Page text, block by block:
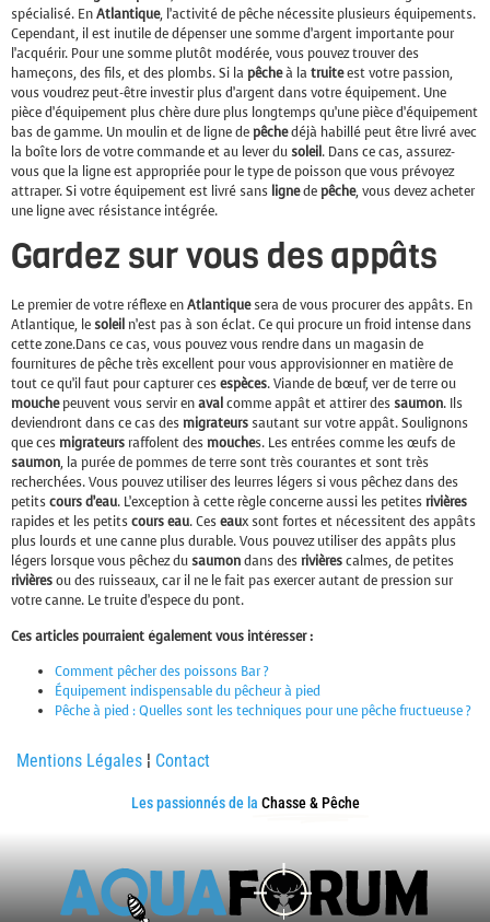
spécialisé. EnAtlantique, l’activité de pêche nécessite plusieurs équipements.
Cependant, il est inutile de dépenser une somme d’argent importante pour
l’acquérir. Pour une somme plutôt modérée, vous pouvez trouver des
hameçons, des fils, et des plombs. Si la pêcheà la truiteest votre passion,
vous voudrez peut-être investir plus d’argent dans votre équipement. Une
pièce d’équipement plus chère dure plus longtemps qu’une pièce d’équipement
bas de gamme. Un moulin et de ligne de pêchedéjà habillé peut être livré avec
la boîte lors de votre commande et au lever du soleil . Dans ce cas, assurez-
vous que la ligne est appropriée pour le type de poisson que vous prévoyez
attraper. Si votre équipement est livré sans lignede pêche, vous devez acheter
une ligne avec résistance intégrée.
Gardez sur vous des appâts
Le premier de votre réflexe enAtlantiquesera de vous procurer des appâts. En
Atlantique, le soleil n’est pas à son éclat. Ce qui procure un froid intense dans
cette zone.Dans ce cas, vous pouvez vous rendre dans un magasin de
fournitures de pêche très excellent pour vous approvisionner en matière de
tout ce qu’il faut pour capturer cesespèces. Viande de bœuf, ver de terre ou
mouchepeuvent vous servir enaval comme appât et attirer des saumon. Ils
deviendront dans ce cas des migrateurs sautant sur votre appât. Soulignons
que ces migrateurs raffolent des mouches. Les entrées comme les œufs de
saumon, la purée de pommes de terre sont très courantes et sont très
recherchées. Vous pouvez utiliser des leurres légers si vous pêchez dans des
petitscoursd’eau. L’exception à cette règle concerne aussi les petites rivières
rapides et les petitscourseau. Ceseaux sont fortes et nécessitent des appâts
plus lourds et une canne plus durable. Vous pouvez utiliser des appâts plus
légers lorsque vous pêchez du saumondans des rivièrescalmes, de petites
rivièresou des ruisseaux, car il ne le fait pas exercer autant de pression sur
votre canne. Le truite d’espece du pont.
Ces articles pourraient également vous intéresser :
Comment pêcher des poissons Bar ?
Équipement indispensable du pêcheur à pied
Pêche à pied : Quelles sont les techniques pour une pêche fructueuse ?
Mentions Légales ¦ Contact
Les passionnés de la Chasse & Pêche